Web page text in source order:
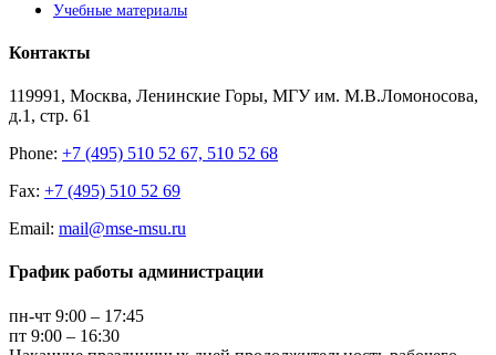
Учебные материалы
Контакты
119991, Москва, Ленинские Горы, МГУ им. М.В.Ломоносова,
д.1, стр. 61
Phone: +7 (495) 510 52 67, 510 52 68
Fax: +7 (495) 510 52 69
Email: mail@mse-msu.ru
График работы администрации
пн-чт 9:00 – 17:45
пт 9:00 – 16:30